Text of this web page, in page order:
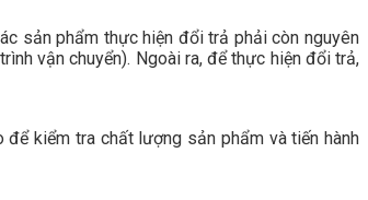
sản phẩm thực hiện đổi trả phải còn nguyên
vận chuyển). Ngoài ra, để thực hiện đổi trả,
kiểm tra chất lượng sản phẩm và tiến hành